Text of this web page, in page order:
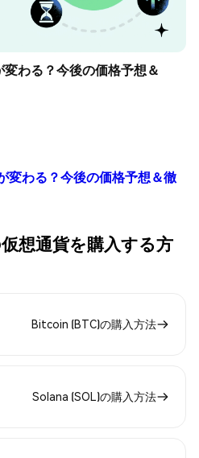
わる？今後の価格予想＆
わる？今後の価格予想＆徹
想通貨を購入する方
Bitcoin (BTC)の購入方法
Solana (SOL)の購入方法